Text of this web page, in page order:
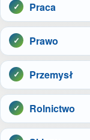
Praca
Prawo
Przemysł
Rolnictwo